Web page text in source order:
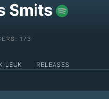
Smits
173
LEUK RELEASES